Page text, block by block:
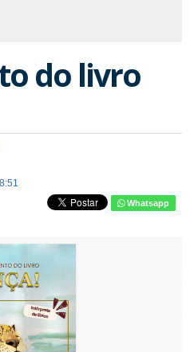
do livro
Whatsapp